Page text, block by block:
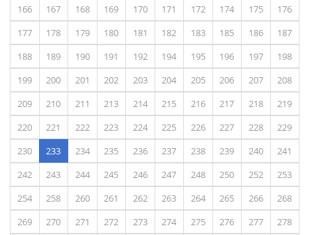
166
167 168 169 170 171 172 174 175
176
177
178 179 180 181 182 183 185 186
187
188
189 190 191 192 194 195 196 197
198
199
200 201 202 203 204 205 206 207
208
209
210 211 213 214 215 216 217 218
219
220
221 222 223 224 225 226 227 228
229
230
233(actual)
234 235 236 237 238 239 240
241
242
243 244 245 246 247 248 250 252
253
254
258 260 261 262 263 264 265 266
268
269
270 271 272 273 274 275 276 277
278